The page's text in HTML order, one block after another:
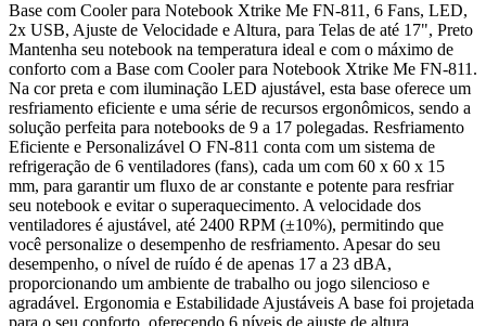
Base com Cooler para Notebook Xtrike Me FN-811, 6 Fans, LED,
2x USB, Ajuste de Velocidade e Altura, para Telas de até 17", Preto
Mantenha seu notebook na temperatura ideal e com o máximo de
conforto com a Base com Cooler para Notebook Xtrike Me FN-811.
Na cor preta e com iluminação LED ajustável, esta base oferece um
resfriamento eficiente e uma série de recursos ergonômicos, sendo a
solução perfeita para notebooks de 9 a 17 polegadas. Resfriamento
Eficiente e Personalizável O FN-811 conta com um sistema de
refrigeração de 6 ventiladores (fans), cada um com 60 x 60 x 15
mm, para garantir um fluxo de ar constante e potente para resfriar
seu notebook e evitar o superaquecimento. A velocidade dos
ventiladores é ajustável, até 2400 RPM (±10%), permitindo que
você personalize o desempenho de resfriamento. Apesar do seu
desempenho, o nível de ruído é de apenas 17 a 23 dBA,
proporcionando um ambiente de trabalho ou jogo silencioso e
agradável. Ergonomia e Estabilidade Ajustáveis A base foi projetada